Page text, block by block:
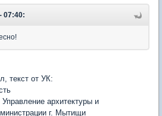
07:40:
текст от УК:
архитектуры и
г. Мытищи